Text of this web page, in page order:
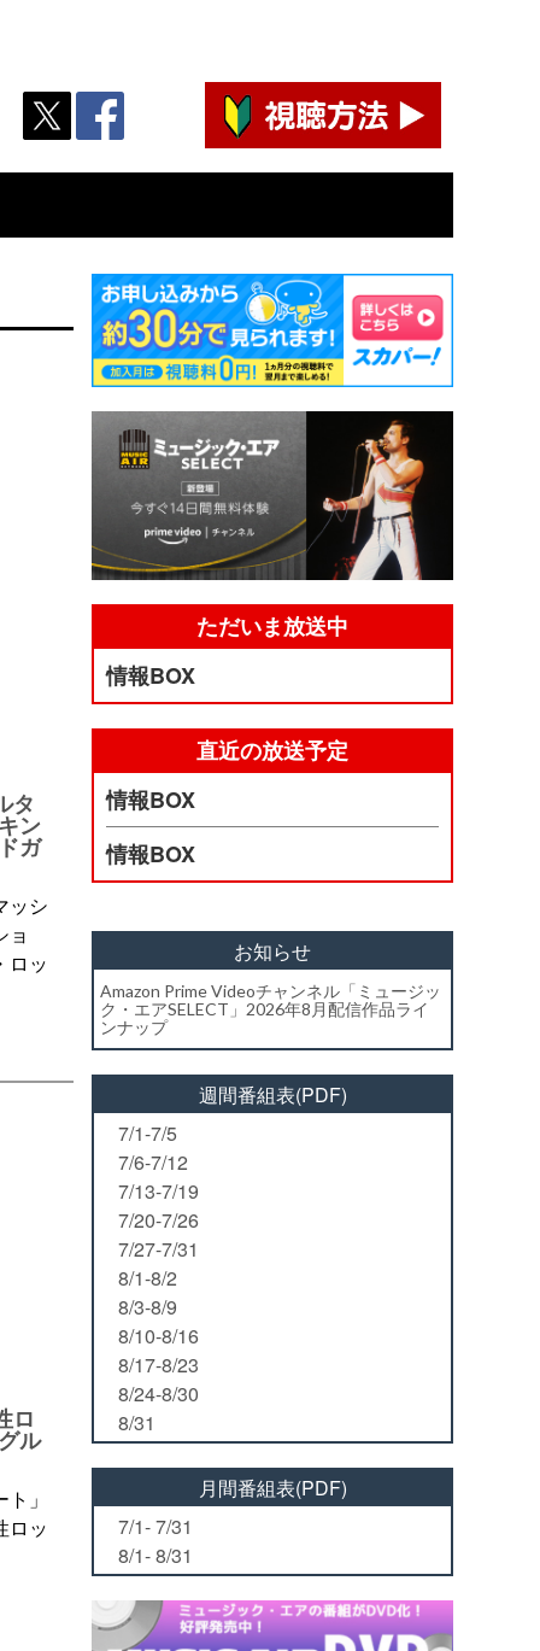
タ
ン
ガ
ッシ
ョ
ロッ
ロ
ル
」
ロッ
ただいま放送中
情報BOX
直近の放送予定
情報BOX
情報BOX
お知らせ
Amazon Prime Videoチャンネル「ミュージッ
ク・エアSELECT」2026年8月配信作品ライ
ンナップ
週間番組表(PDF)
7/1-7/5
7/6-7/12
7/13-7/19
7/20-7/26
7/27-7/31
8/1-8/2
8/3-8/9
8/10-8/16
8/17-8/23
8/24-8/30
8/31
月間番組表(PDF)
7/1- 7/31
8/1- 8/31